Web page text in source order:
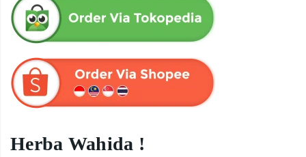
Herba Wahida !